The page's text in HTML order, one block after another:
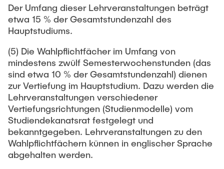
Der Umfang dieser Lehrveranstaltungen beträgt
etwa 15 % der Gesamtstundenzahl des
Hauptstudiums.
(5) Die Wahlpflichtfächer im Umfang von
mindestens zwülf Semesterwochenstunden (das
sind etwa 10 % der Gesamtstundenzahl) dienen
zur Vertiefung im Hauptstudium. Dazu werden die
Lehrveranstaltungen verschiedener
Vertiefungsrichtungen (Studienmodelle) vom
Studiendekanatsrat festgelegt und
bekanntgegeben. Lehrveranstaltungen zu den
Wahlpflichtfächern künnen in englischer Sprache
abgehalten werden.